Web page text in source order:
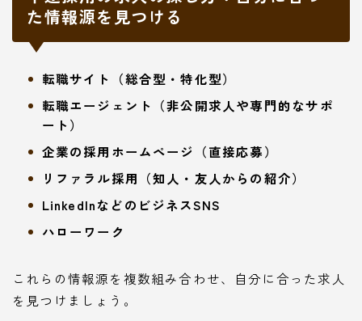
た情報源を見つける
転職サイト（総合型・特化型）
転職エージェント（非公開求人や専門的なサポ
ート）
企業の採用ホームページ（直接応募）
リファラル採用（知人・友人からの紹介）
LinkedInなどのビジネスSNS
ハローワーク
これらの情報源を複数組み合わせ、自分に合った求人
を見つけましょう。